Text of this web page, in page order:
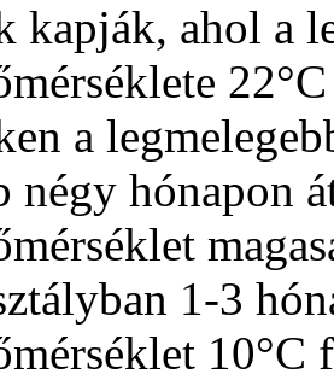
kapják, ahol a
a
négy hónapon
1-3
10°C